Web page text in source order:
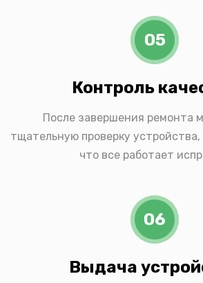
05
Контроль
После завершения ремонта
тщательную проверку
что все работает
06
Выдача